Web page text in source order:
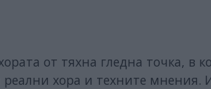
от тяхна гледна точка, в
хора и техните мнения.